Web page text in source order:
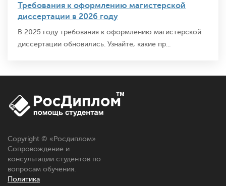
Требования к оформлению магистерской
диссертации в 2026 году
В 2025 году требования к оформлению магистерской
диссертации обновились. Узнайте, какие пр...
Copyright © «Росдиплом»
Сопровождение и
консультации студентов по
вопросам обучения.
Политика